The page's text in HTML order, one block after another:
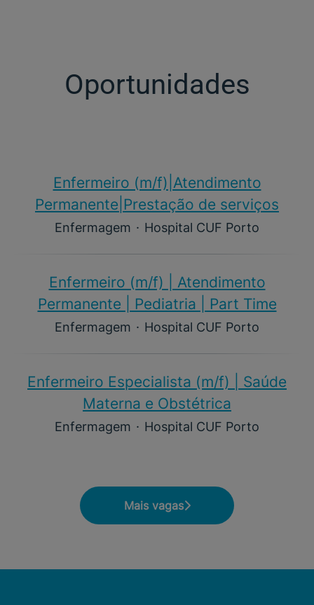
Oportunidades
Enfermeiro (m/f)​|Atendimento
Permanente|Prestação de serviços
Enfermagem · Hospital CUF Porto
Enfermeiro (m/f)​ | Atendimento
Permanente | Pediatria | Part Time
Enfermagem · Hospital CUF Porto
Enfermeiro Especialista (m/f)​ | Saúde
Materna e Obstétrica
Enfermagem · Hospital CUF Porto
Mais vagas